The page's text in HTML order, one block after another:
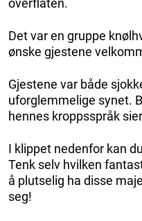
Det var en gruppe
ønske gjestene
Gjestene var både
uforglemmelige synet.
hennes kroppsspråk
I klippet nedenfor kan
Tenk selv hvilken
å plutselig ha disse
seg!